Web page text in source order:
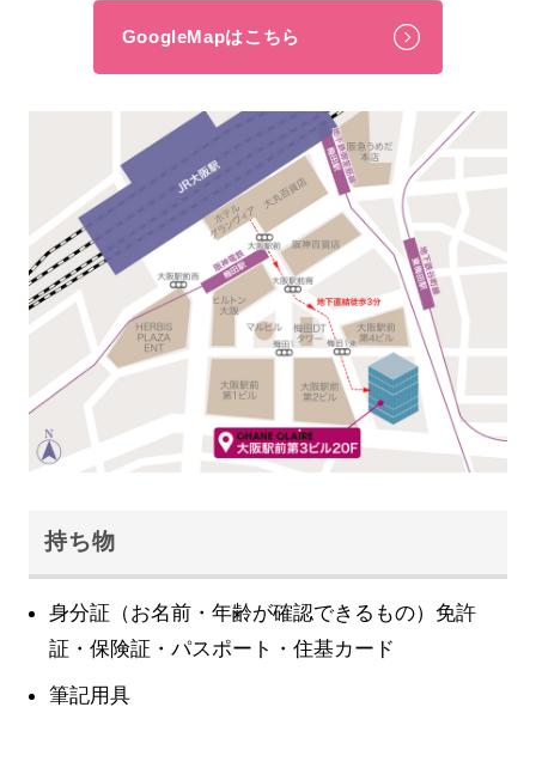
GoogleMapはこちら
持ち物
身分証（お名前・年齢が確認できるもの）免許
証・保険証・パスポート・住基カード
筆記用具